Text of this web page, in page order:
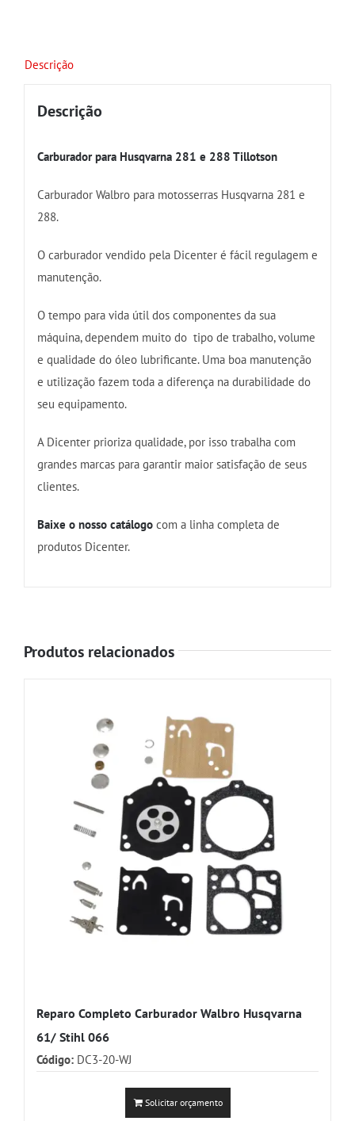
Descrição
Descrição
Carburador para Husqvarna 281 e 288 Tillotson
Carburador Walbro para motosserras Husqvarna 281 e
288.
O carburador vendido pela Dicenter é fácil regulagem e
manutenção.
O tempo para vida útil dos componentes da sua
máquina, dependem muito do tipo de trabalho, volume
e qualidade do óleo lubrificante. Uma boa manutenção
e utilização fazem toda a diferença na durabilidade do
seu equipamento.
A Dicenter prioriza qualidade, por isso trabalha com
grandes marcas para garantir maior satisfação de seus
clientes.
Baixe o nosso catálogocom a linha completa de
produtos Dicenter.
Produtos relacionados
Reparo Completo Carburador Walbro Husqvarna
61/ Stihl 066
Código: DC3-20-WJ
Solicitar orçamento